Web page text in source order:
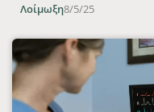
Λοίμωξη8/5/25